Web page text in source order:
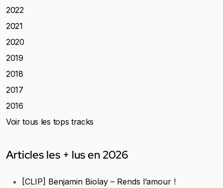
2022
2021
2020
2019
2018
2017
2016
Voir tous les tops tracks
Articles les + lus en 2026
[CLIP] Benjamin Biolay – Rends l’amour !